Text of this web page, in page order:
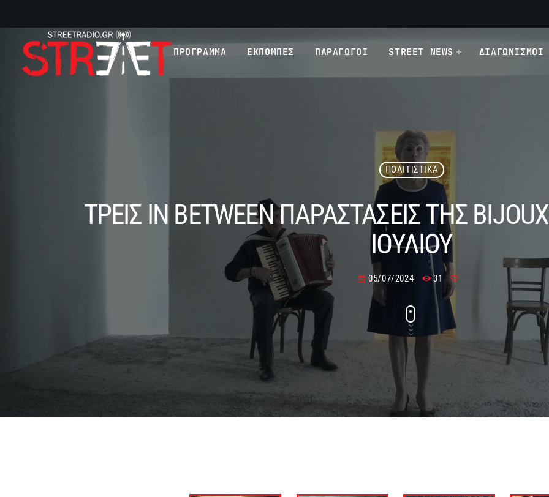
ΠΡΟΓΡΑΜΜΑ ΕΚΠΟΜΠΕΣ ΠΑΡΑΓΩΓΟΙ STREET NEWS ΔΙΑΓΩΝΙΣΜΟΙ
ΠΟΛΙΤΙΣΤΙΚΆ
ΤΡΕΙΣ IN BETWEEN ΠΑΡΑΣΤΑΣΕΙΣ ΤΗΣ
ΙΟΥΛΙΟΥ
today 05/07/2024 31